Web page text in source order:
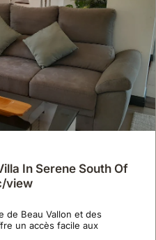
In Serene South Of
view
de Beau Vallon et des
un accès facile aux